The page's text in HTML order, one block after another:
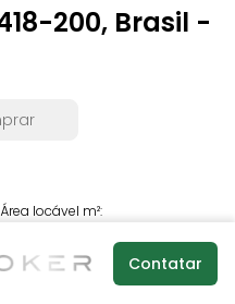
200, Brasil -
Área locável m²:
Valor total mensal
Contatar